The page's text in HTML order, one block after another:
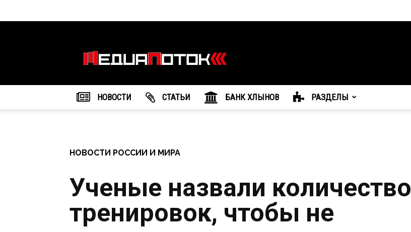
агентство
"МедиаПоток"
НОВОСТИ CТАТЬИ БАНК ХЛЫНОВ РАЗДЕЛЫ
НОВОСТИ РОССИИ И МИРА
Ученые назвали количество
тренировок, чтобы не